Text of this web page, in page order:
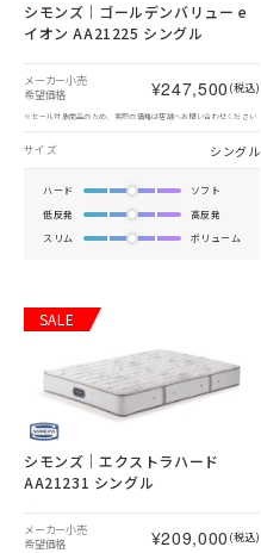
シモンズ｜ゴールデンバリュー e
イオン AA21225 シングル
メーカー小売
希望価格
¥247,500 (税込)
※セール対象商品のため、実際の価格は店舗へお問い合わせください
サイズ シングル
ハード
ソフト
低反発
高反発
スリム
ボリューム
SALE
シモンズ｜エクストラハード
AA21231 シングル
メーカー小売
希望価格
¥209,000 (税込)